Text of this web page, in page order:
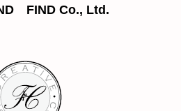
FIND Co., Ltd.